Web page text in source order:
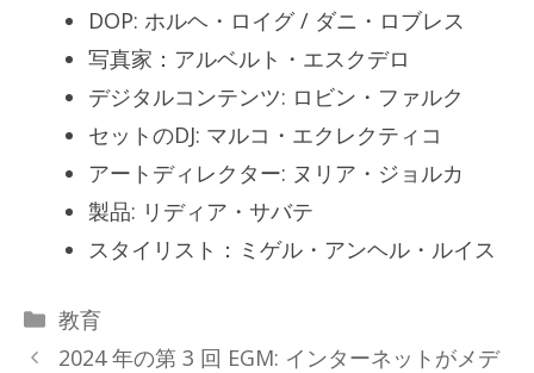
DOP: ホルヘ・ロイグ / ダニ・ロブレス
写真家：アルベルト・エスクデロ
デジタルコンテンツ: ロビン・ファルク
セットのDJ: マルコ・エクレクティコ
アートディレクター: ヌリア・ジョルカ
製品: リディア・サバテ
スタイリスト：ミゲル・アンヘル・ルイス
カ
テ
教育
2024 年の第 3 回 EGM: インターネットがメデ